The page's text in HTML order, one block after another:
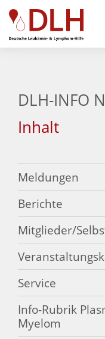
Zum Hauptinhalt
DLH-INFO
Inhalt
Meldungen
Berichte
Mitglieder/
Service
Info-Rubrik
Myelom